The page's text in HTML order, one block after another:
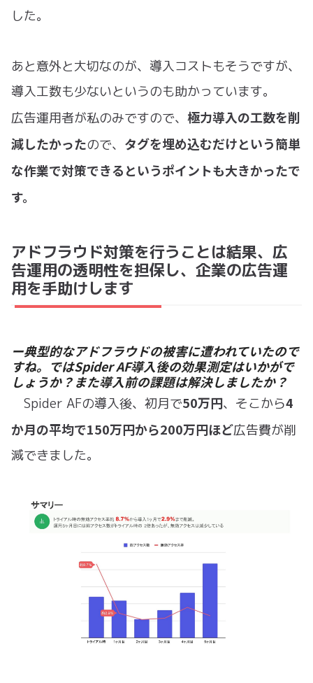
した。
あと意外と大切なのが、導入コストもそうですが、
導入工数も少ないというのも助かっています。
広告運用者が私のみですので、 極力導入の工数を削
減したかったので、 タグを埋め込むだけという簡単
な作業で対策できるというポイントも大きかったで
す。
アドフラウド対策を行うことは結果、広
告運用の透明性を担保し、企業の広告運
用を手助けします
ー典型的なアドフラウドの被害に遭われていたので
すね。ではSpider AF導入後の効果測定はいかがで
しょうか？また導入前の課題は解決しましたか？
Spider AFの導入後、初月で50万円、そこから4
か月の平均で150万円から200万円ほど広告費が削
減できました。